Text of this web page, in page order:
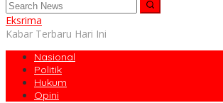
Eksrima
Kabar Terbaru Hari Ini
Nasional
Politik
Hukum
Opini